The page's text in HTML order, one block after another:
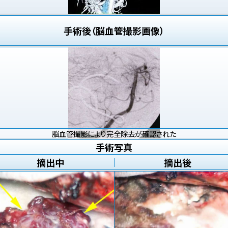
手術後（脳血管撮影画像）
脳血管撮影により完全除去が確認された
手術写真
摘出中
摘出後